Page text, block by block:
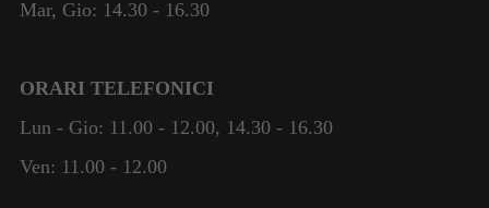
Mar, Gio: 14.30 - 16.30
ORARI TELEFONICI
Lun - Gio: 11.00 - 12.00, 14.30 - 16.30
Ven: 11.00 - 12.00